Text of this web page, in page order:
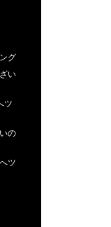
グ
い
ツ
の
ツ